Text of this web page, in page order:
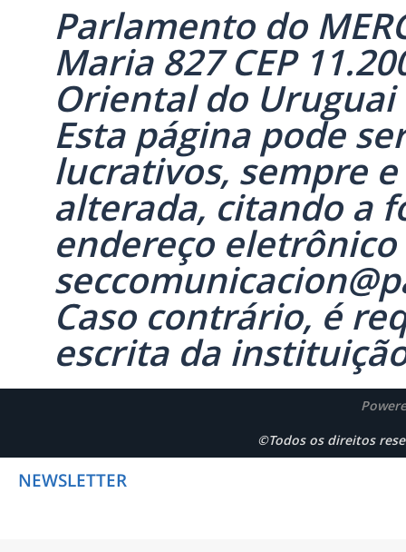
Parlamento do
Maria 827 CEP
Oriental do Uruguai
Esta página pode
lucrativos, sempre
alterada, citando a
endereço eletrônico
Caso contrário, é
escrita da
©Todos os direitos
NEWSLETTER